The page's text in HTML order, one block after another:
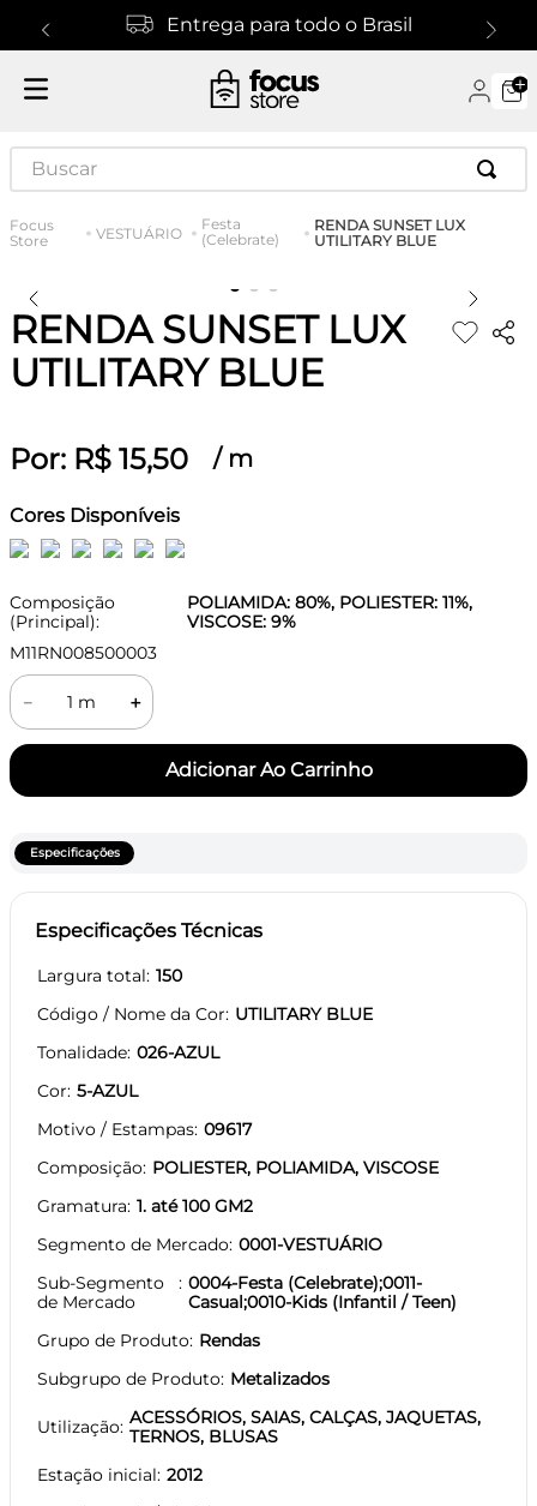
Entrega para todo o Brasil
Buscar
VESTUÁRIO
Festa
(Celebrate)
RENDA SUNSET LUX
UTILITARY BLUE
RENDA SUNSET LUX
UTILITARY BLUE
Por: R$ 15,50 / m
Cores Disponíveis
Composição
(Principal):
POLIAMIDA: 80%, POLIESTER: 11%,
VISCOSE: 9%
M11RN008500003
＋
－
Especificações
Especificações Técnicas
Largura total 150
Código / Nome da Cor UTILITARY BLUE
Tonalidade 026-AZUL
Cor 5-AZUL
Motivo / Estampas 09617
Composição POLIESTER, POLIAMIDA, VISCOSE
Gramatura 1. até 100 GM2
Segmento de Mercado 0001-VESTUÁRIO
Sub-Segmento
de Mercado
0004-Festa (Celebrate);0011-
Casual;0010-Kids (Infantil / Teen)
Grupo de Produto Rendas
Subgrupo de Produto Metalizados
Utilização ACESSÓRIOS, SAIAS, CALÇAS, JAQUETAS,
TERNOS, BLUSAS
Estação inicial 2012